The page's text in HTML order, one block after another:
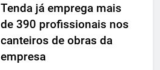
Tenda já emprega mais
de 390 profissionais nos
canteiros de obras da
empresa